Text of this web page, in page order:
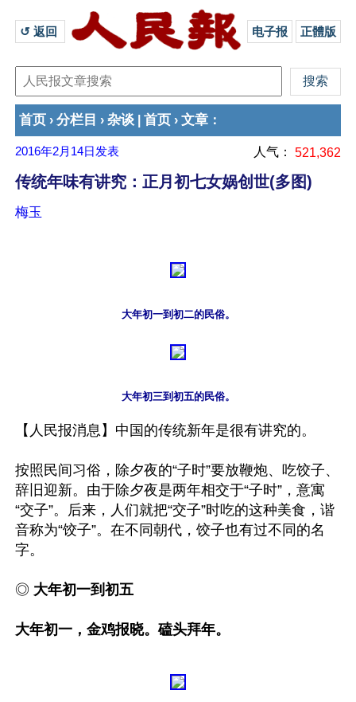
↺ 返回 电子报 正體版
首页 › 分栏目 › 杂谈 首页 › 文章 ：
2016年2月14日 发表 人气： 521,362
传统年味有讲究：正月初七女娲创世(多图)
梅玉
大年初一到初二的民俗。
大年初三到初五的民俗。
【人民报消息】中国的传统新年是很有讲究的。
按照民间习俗，除夕夜的“子时”要放鞭炮、吃饺子、
辞旧迎新。由于除夕夜是两年相交于“子时”，意寓
“交子”。后来，人们就把“交子”时吃的这种美食，谐
音称为“饺子”。在不同朝代，饺子也有过不同的名
字。
◎ 大年初一到初五
大年初一，金鸡报晓。磕头拜年。